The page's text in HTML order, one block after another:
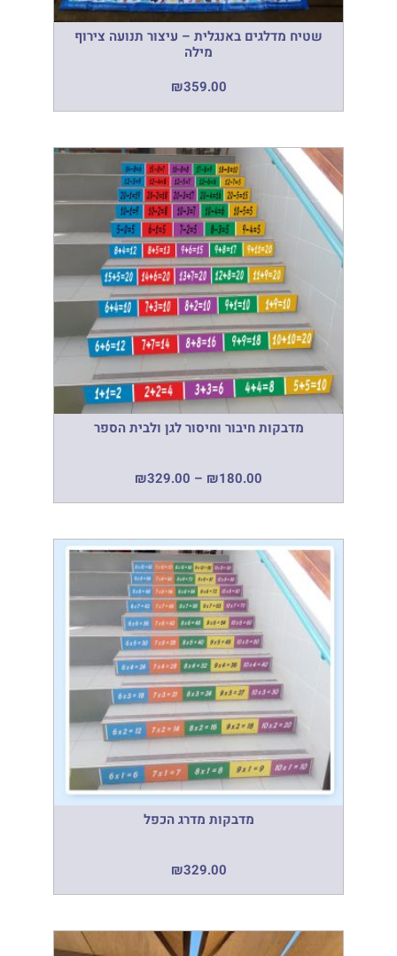
שטיח מדלגים באנגלית – עיצור תנועה צירוף
מילה
₪359.00
מדבקות חיבור וחיסור לגן ולבית הספר
₪180.00
–
₪329.00
מדבקות מדרג הכפל
₪329.00